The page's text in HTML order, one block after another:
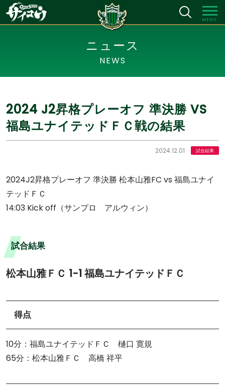
MENU
ニュース
NEWS
2024 J2昇格プレーオフ 準決勝 VS
福島ユナイテッドＦＣ戦の結果
2024.12.01 試合結果
2024J2昇格プレーオフ 準決勝 松本山雅FC vs 福島ユナイ
テッドＦＣ
14:03 Kick off（サンプロ アルウィン）
試合結果
松本山雅ＦＣ 1-1 福島ユナイテッドＦＣ
得点
10分：福島ユナイテッドＦＣ 樋口 寛規
65分：松本山雅ＦＣ 高橋 祥平